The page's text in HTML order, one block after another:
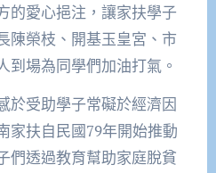
的愛心挹注，讓家扶學子
陳榮枝、開基玉皇宮、市
到場為同學們加油打氣。
於受助學子常礙於經濟因
家扶自民國79年開始推動
們透過教育幫助家庭脫貧